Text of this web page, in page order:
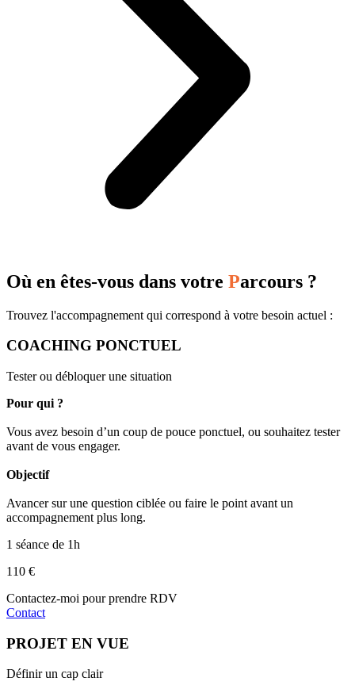
Où en êtes-vous dans votre Parcours ?
Trouvez l'accompagnement qui correspond à votre besoin actuel :
COACHING PONCTUEL
Tester ou débloquer une situation
Pour qui ?
Vous avez besoin d’un coup de pouce ponctuel, ou souhaitez tester
avant de vous engager.
Objectif
Avancer sur une question ciblée ou faire le point avant un
accompagnement plus long.
1 séance de 1h
110 €
Contactez-moi pour prendre RDV
Contact
PROJET EN VUE
Définir un cap clair